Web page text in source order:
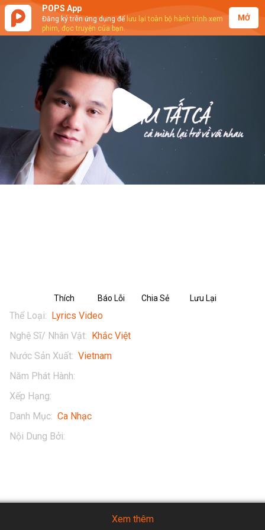
POPS App
Đăng ký trên ứng dụng để lưu lại toàn bộ hành trình xem
phim, đọc truyện của bạn.
MỞ
Play
Video
Thích Báo Lỗi Chia Sẻ Lưu Lại
Thể Loại: Lyrics Video
Nghệ Sĩ/ Nhân Vật: Khắc Việt
Nước Sản Xuất: Vietnam
Năm Phát Hành:
Xếp Hạng:
Danh Mục: Ca Nhạc
Nội Dung Bởi:
Xem thêm